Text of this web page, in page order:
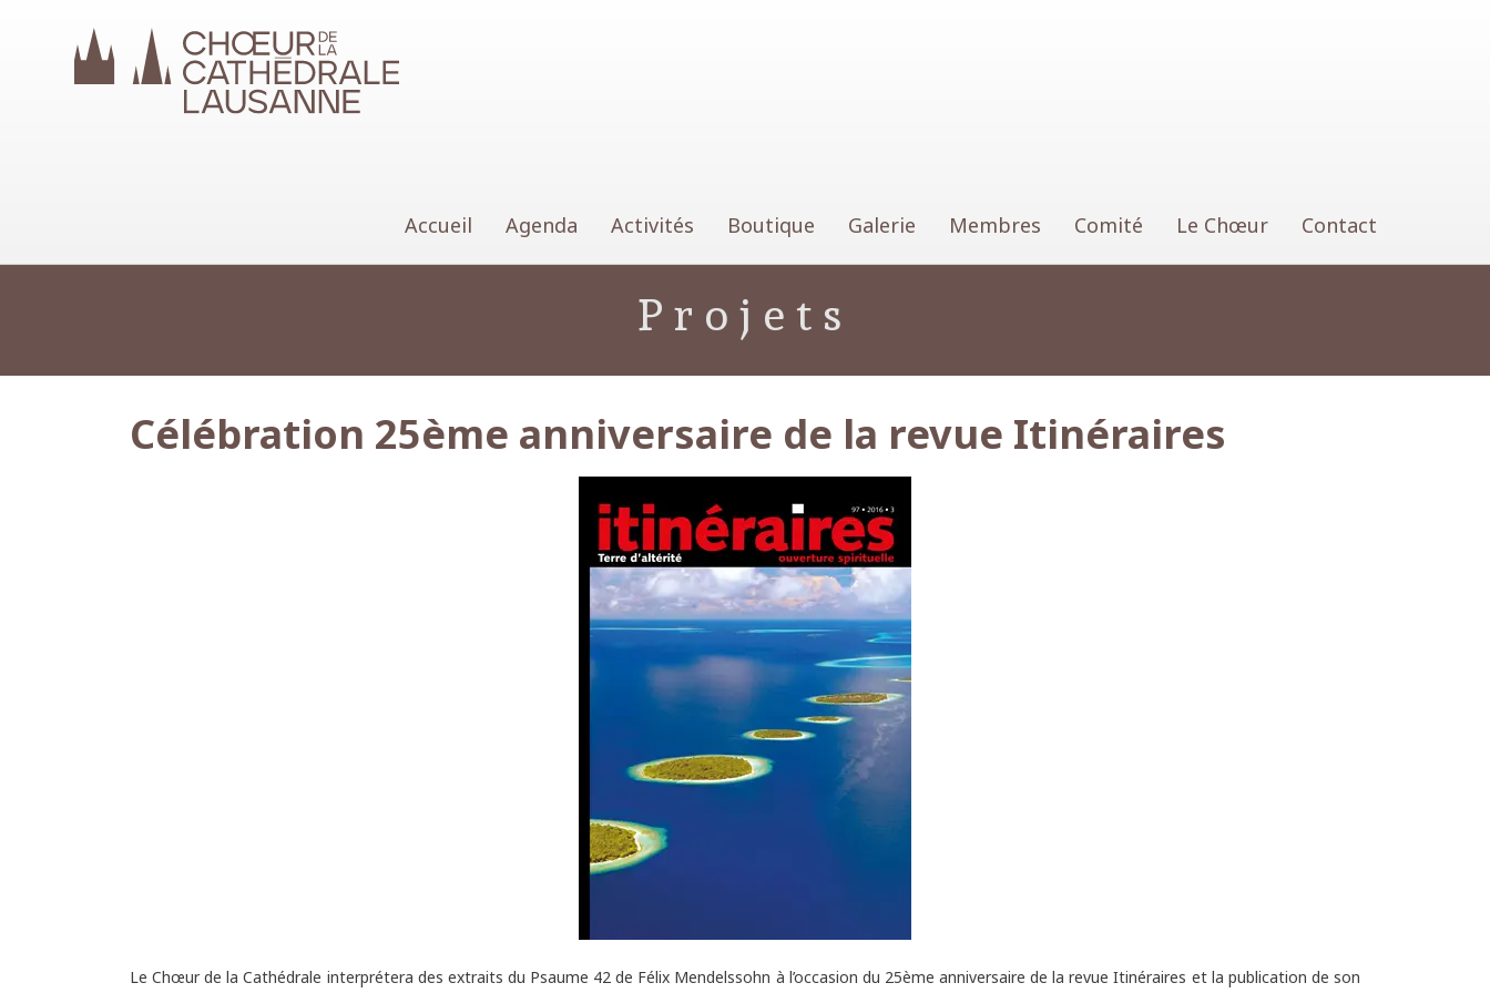
Accueil Agenda Activités Boutique Galerie Membres Comité Le Chœur Contact
Projets
Célébration 25ème anniversaire de la revue Itinéraires
Le Chœur de la Cathédrale interprétera des extraits du Psaume 42 de Félix Mendelssohn à l’occasion du 25ème anniversaire de la revue Itinéraires et la publication de son